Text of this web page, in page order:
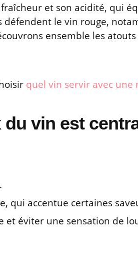
et son acidité, qui
le vin rouge,
ensemble les
quel vin servir avec une
vin est
qui accentue certaines
et éviter une sensation de